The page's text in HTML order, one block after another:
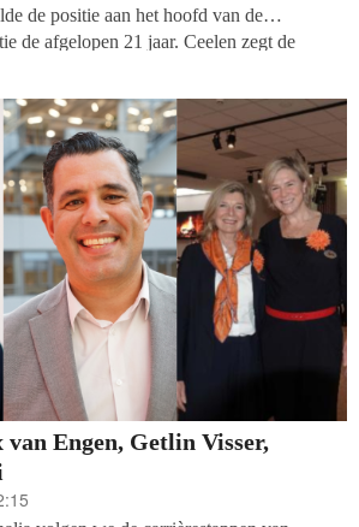
de positie aan het hoofd van de
de afgelopen 21 jaar. Ceelen zegt de
type 1).
Engen, Getlin Visser,